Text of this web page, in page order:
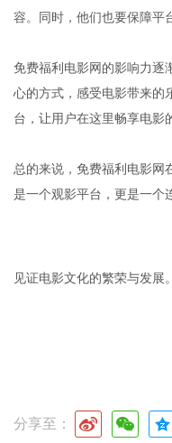
容。同时，他们也要保障平
免费福利电影网的影响力逐
心的方式，感受电影带来的
台，让用户在这里畅享电影
总的来说，免费福利电影网
是一个观影平台，更是一个
见证电影文化的繁荣与发展。
分享至：